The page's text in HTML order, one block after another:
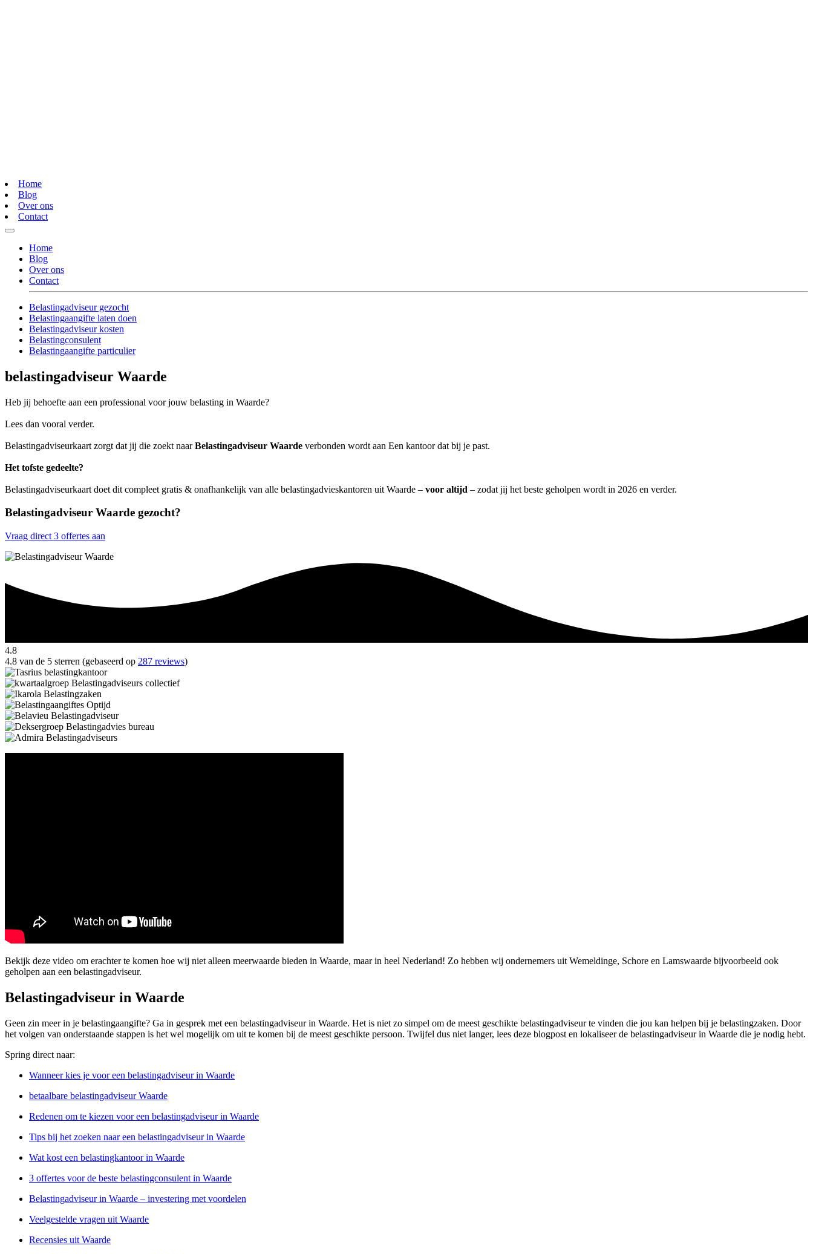
Home
Blog
Over ons
Contact
Home
Blog
Over ons
Contact
Belastingadviseur gezocht
Belastingaangifte laten doen
Belastingadviseur kosten
Belastingconsulent
Belastingaangifte particulier
belastingadviseur Waarde
Heb jij behoefte aan een professional voor jouw belasting in Waarde?
Lees dan vooral verder.
Belastingadviseurkaart zorgt dat jij die zoekt naarBelastingadviseur Waarde verbonden wordt aan Een kantoor dat bij je past.
Het tofste gedeelte?
Belastingadviseurkaart doet dit compleet gratis & onafhankelijk van alle belastingadvieskantoren uit Waarde – voor altijd – zodat jij het beste geholpen wordt in 2026 en verder.
Belastingadviseur Waarde gezocht?
Vraag direct 3 offertes aan
4.8
4.8 van de 5 sterren (gebaseerd op 287 reviews)
Bekijk deze video om erachter te komen hoe wij niet alleen meerwaarde bieden in Waarde, maar in heel Nederland! Zo hebben wij ondernemers uit Wemeldinge, Schore en Lamswaarde bijvoorbeeld ook
geholpen aan een belastingadviseur.
Belastingadviseur in Waarde
Geen zin meer in je belastingaangifte? Ga in gesprek met een belastingadviseur in Waarde. Het is niet zo simpel om de meest geschikte belastingadviseur te vinden die jou kan helpen bij je belastingzaken. Door
het volgen van onderstaande stappen is het wel mogelijk om uit te komen bij de meest geschikte persoon. Twijfel dus niet langer, lees deze blogpost en lokaliseer de belastingadviseur in Waarde die je nodig hebt.
Spring direct naar:
Wanneer kies je voor een belastingadviseur in Waarde
betaalbare belastingadviseur Waarde
Redenen om te kiezen voor een belastingadviseur in Waarde
Tips bij het zoeken naar een belastingadviseur in Waarde
Wat kost een belastingkantoor in Waarde
3 offertes voor de beste belastingconsulent in Waarde
Belastingadviseur in Waarde – investering met voordelen
Veelgestelde vragen uit Waarde
Recensies uit Waarde